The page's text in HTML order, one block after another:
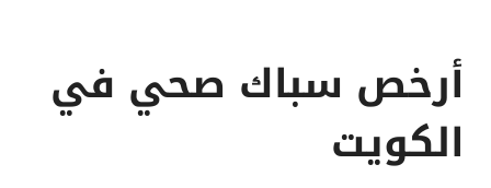
أرخص سباك صحي في
الكويت